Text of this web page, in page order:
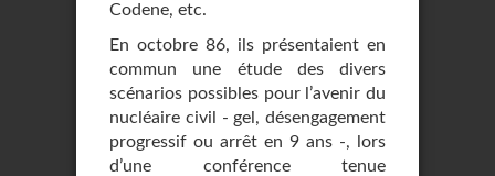
Codene, etc.
En octobre 86, ils présentaient en
commun une étude des divers
scénarios possibles pour l’avenir du
nucléaire civil - gel, désengagement
progressif ou arrêt en 9 ans -, lors
d’une conférence tenue